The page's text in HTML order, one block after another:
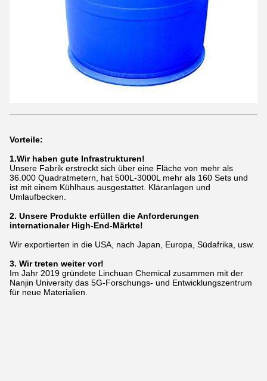
Vorteile:
1.Wir haben gute Infrastrukturen!
Unsere Fabrik erstreckt sich über eine Fläche von mehr als
36.000 Quadratmetern, hat 500L-3000L mehr als 160 Sets und
ist mit einem Kühlhaus ausgestattet. Kläranlagen und
Umlaufbecken.
2. Unsere Produkte erfüllen die Anforderungen
internationaler High-End-Märkte!
Wir exportierten in die USA, nach Japan, Europa, Südafrika, usw.
3. Wir treten weiter vor!
Im Jahr 2019 gründete Linchuan Chemical zusammen mit der
Nanjin University das 5G-Forschungs- und Entwicklungszentrum
für neue Materialien.